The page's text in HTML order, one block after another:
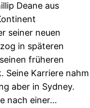
Deane aus
seiner neuen
in späteren
früheren
Seine Karriere nahm
aber in Sydney.
nach einer…